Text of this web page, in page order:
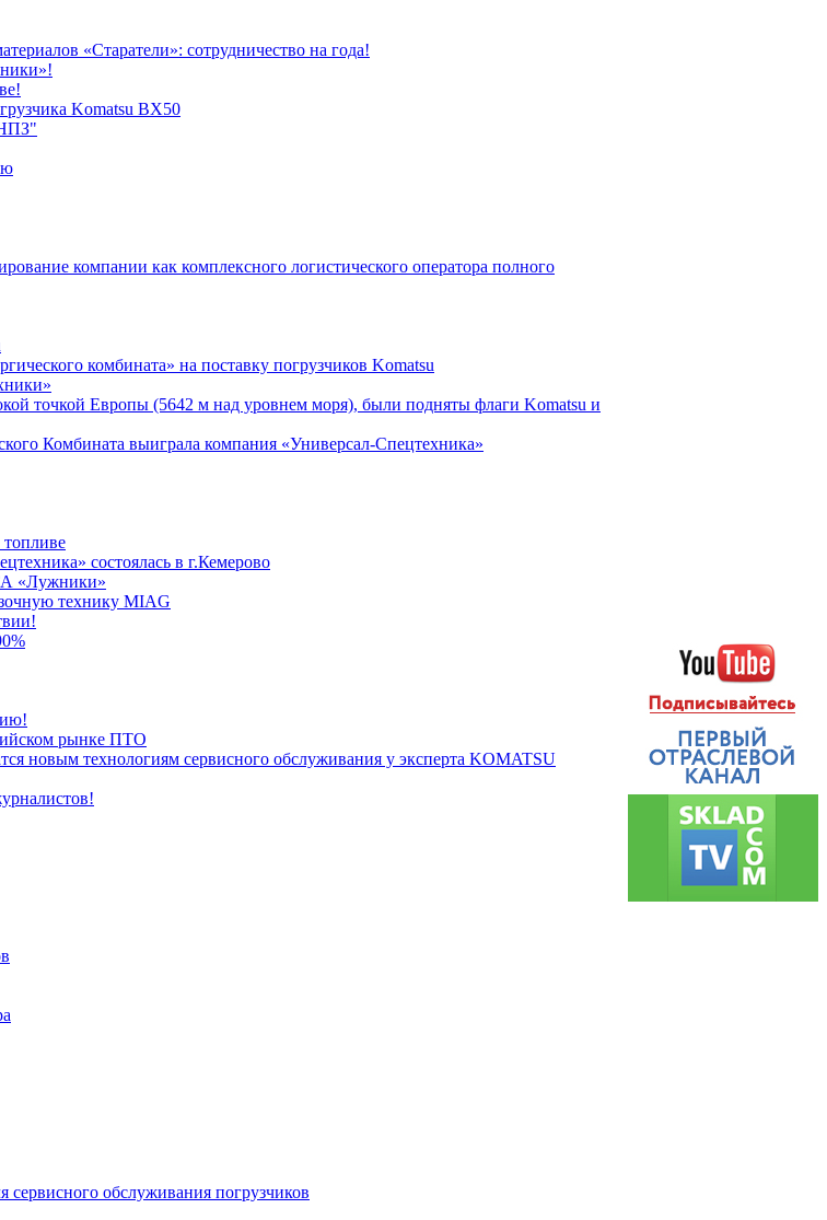
«Старатели»: сотрудничество на года!
Komatsu ВХ50
компании как комплексного логистического оператора полного
комбината» на поставку погрузчиков Komatsu
точкой Европы (5642 м над уровнем моря), были подняты флаги Komatsu и
Комбината выиграла компания «Универсал-Спецтехника»
состоялась в г.Кемерово
«Лужники»
технику MIAG
рынке ПТО
новым технологиям сервисного обслуживания у эксперта KOMATSU
обслуживания погрузчиков